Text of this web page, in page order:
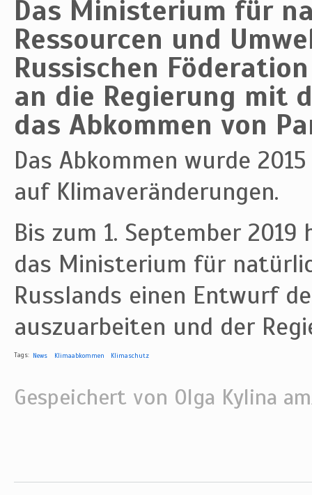
Das Ministerium für
Ressourcen und
Russischen
an die Regierung mit
das Abkommen von
Das Abkommen wurde
auf Klimaveränderungen.
Bis zum 1. September
das Ministerium für
Russlands einen Entwurf
auszuarbeiten und der
Tags: News Klimaabkommen Klimaschutz
Gespeichert von Olga Kylina